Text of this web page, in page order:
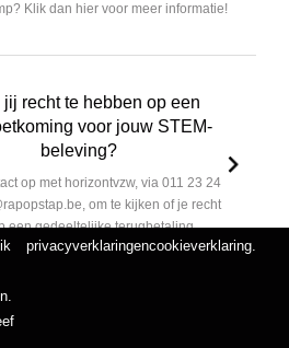
Klik dan hier voor meer informatie!
jij recht te hebben op een
voor jouw STEM-
beleving?
op met horizontvzw, via 011 23 24
om te kijken of je recht
een gedeeltelijke terugbetaling.
privacyverklaringencookieverklaring.